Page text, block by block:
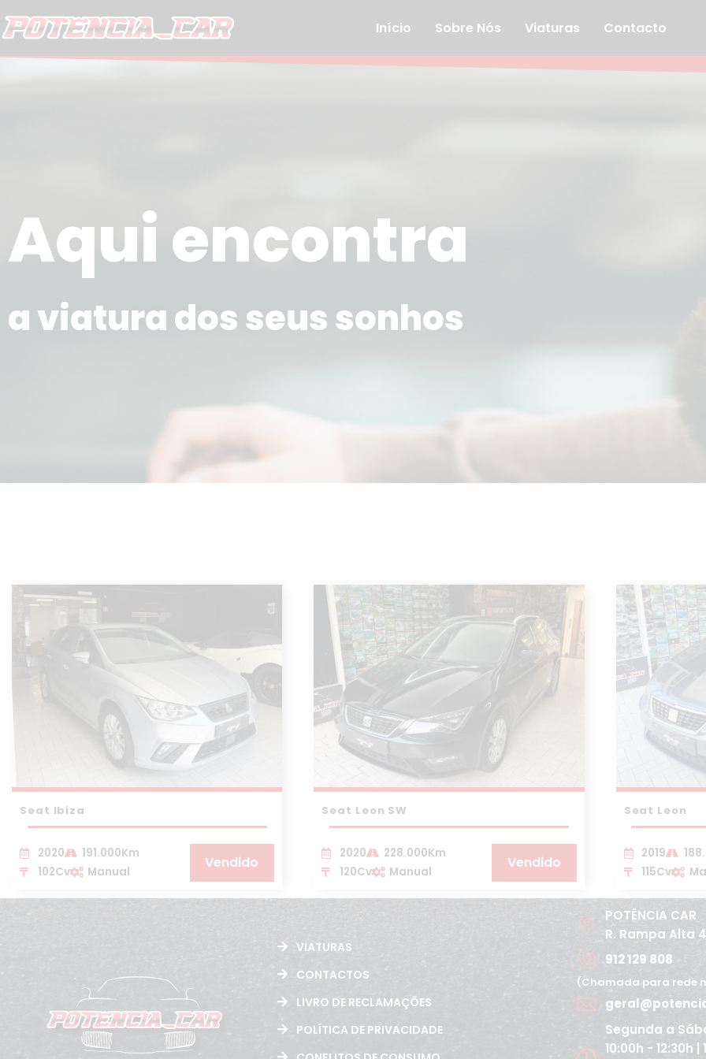
to
Início Sobre Nós Viaturas Contacto
Aqui encontra
a viatura dos seus sonhos
Seat Ibiza
2020
191.000Km
102Cv
Manual
Vendido
Seat Leon SW
2020
228.000Km
120Cv
Manual
Vendido
Seat Leon
2019
115Cv
VIATURAS
CONTACTOS
LIVRO DE RECLAMAÇÕES
POLÍTICA DE PRIVACIDADE
POTÊNCIA CAR
R. Rampa Alta
912 129 808
(Chamada para rede
Segunda a
10:00h - 12:30h |